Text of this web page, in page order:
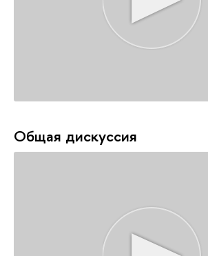
Общая дискуссия